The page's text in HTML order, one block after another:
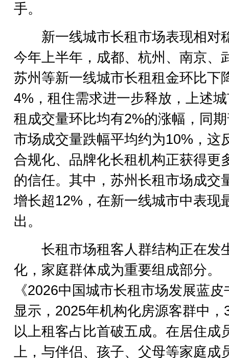
手。
新一线城市长租市场表现相对
今年上半年，成都、杭州、南京、
苏州等新一线城市长租租金环比下
4%，租住需求进一步释放，上述
租成交量环比均有2%的涨幅，同
市场成交量跌幅平均约为10%，这
合规化、品牌化长租机构正获得更
的信任。其中，苏州长租市场成交
增长超12%，在新一线城市中表现
出。
长租市场租客人群结构正在发
化，家庭群体成为重要组成部分。
《2026中国城市长租市场发展蓝皮
显示，2025年机构化房源客群中，
以上租客占比首破五成。在居住成
上，与伴侣、孩子、父母等家庭成